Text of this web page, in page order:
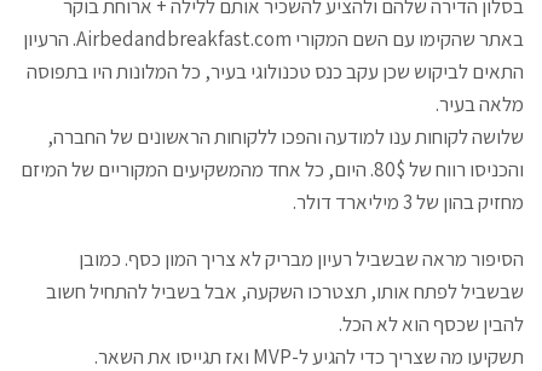
בסלון הדירה שלהם ולהציע להשכיר אותם ללילה + ארוחת בוקר
באתר שהקימו עם השם המקורי Airbedandbreakfast.com. הרעיון
התאים לביקוש שכן עקב כנס טכנולוגי בעיר, כל המלונות היו בתפוסה
מלאה בעיר.
שלושה לקוחות ענו למודעה והפכו ללקוחות הראשונים של החברה,
והכניסו רווח של 80$. היום, כל אחד מהמשקיעים המקוריים של המיזם
מחזיק בהון של 3 מיליארד דולר.
הסיפור מראה שבשביל רעיון מבריק לא צריך המון כסף. כמובן
שבשביל לפתח אותו, תצטרכו השקעה, אבל בשביל להתחיל חשוב
להבין שכסף הוא לא הכל.
תשקיעו מה שצריך כדי להגיע ל-MVP ואז תגייסו את השאר.